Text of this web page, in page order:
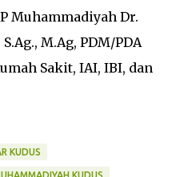
Muhammadiyah Dr.
M.Ag, PDM/PDA
Sakit, IAI, IBI, dan
KUDUS